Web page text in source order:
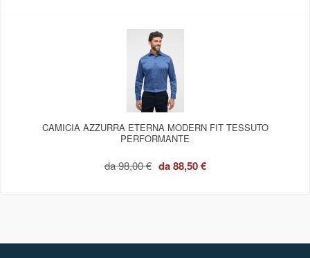
CAMICIA AZZURRA ETERNA MODERN FIT TESSUTO
PERFORMANTE
da98,00 € da88,50 €